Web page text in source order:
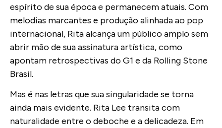
espírito de sua época e permanecem atuais. Com
melodias marcantes e produção alinhada ao pop
internacional, Rita alcança um público amplo sem
abrir mão de sua assinatura artística, como
apontam retrospectivas do G1 e da Rolling Stone
Brasil.
Mas é nas letras que sua singularidade se torna
ainda mais evidente. Rita Lee transita com
naturalidade entre o deboche e a delicadeza. Em